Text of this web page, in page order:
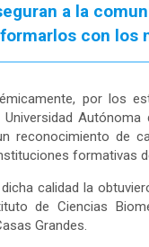
a la
con los
por los
reconocimiento de
formativas
calidad la
de Ciencias
Grandes.